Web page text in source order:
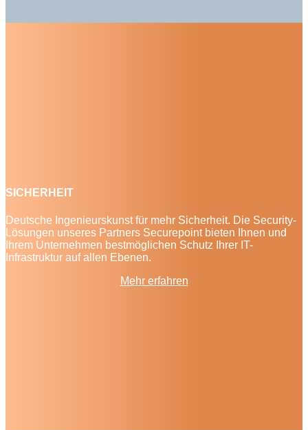
SICHERHEIT
Deutsche Ingenieurskunst für mehr Sicherheit. Die Security-
Lösungen unseres Partners Securepoint bieten Ihnen und
Ihrem Unternehmen bestmöglichen Schutz Ihrer IT-
Infrastruktur auf allen Ebenen.
Mehr erfahren